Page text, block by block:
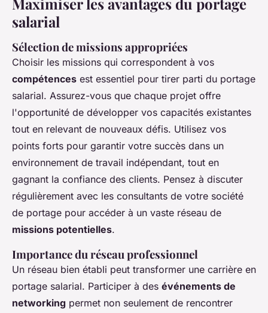
salarial
Sélection de missions appropriées
Choisir les missions qui correspondent à vos
compétences est essentiel pour tirer parti du portage
salarial. Assurez-vous que chaque projet offre
l'opportunité de développer vos capacités existantes
tout en relevant de nouveaux défis. Utilisez vos
points forts pour garantir votre succès dans un
environnement de travail indépendant, tout en
gagnant la confiance des clients. Pensez à discuter
régulièrement avec les consultants de votre société
de portage pour accéder à un vaste réseau de
missions potentielles.
Importance du réseau professionnel
Un réseau bien établi peut transformer une carrière en
portage salarial. Participer à des événements de
networking permet non seulement de rencontrer